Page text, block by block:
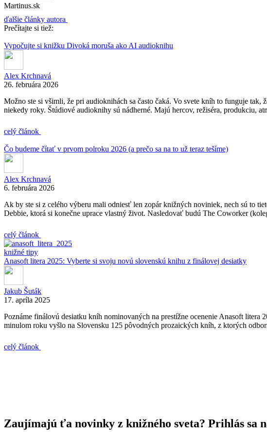
Martinus.sk
ďalšie články autora
Prečítajte si tiež:
Vypočujte si knižku Divoká moruša ako AI audioknihu
Alex Krchnavá
26. februára 2026
Možno ste si všimli, že pri audioknihách sa často čaká. Vo svete kníh to funguje
niekedy roky. Štúdiové audioknihy sú nádherné. Majú hercov, režiséra, produkciu,
celý článok
Čo budeme čítať v prvom polroku 2026 (a prečo sa na to už teraz tešíme)
Alex Krchnavá
6. februára 2026
Ak by ste si z celého výberu mali odniesť len zopár knižných noviniek, nech sú to
Debbie, ktorá si konečne uprace vlastný život. Nasledovať budú The Coworker
celý článok
knižné tipy
Anasoft litera 2025: Vyberte si svoju novú slovenskú knihu z finálovej desiatky
Jakub Šuták
17. apríla 2025
Poznáme finálovú desiatku kníh nominovaných na prestížne ocenenie Anasoft
minulom roku vyšlo na Slovensku 125 pôvodných prozaických kníh, z ktorých
celý článok
Zaujímajú ťa novinky z knižného sveta? Prihlás sa